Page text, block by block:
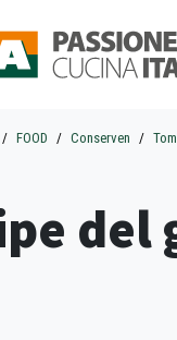
FOOD Conserven
del